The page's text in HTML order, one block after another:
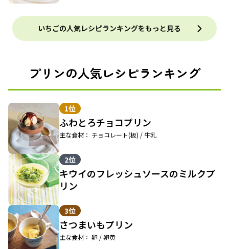
いちごの人気レシピランキングをもっと見る
プリンの人気レシピランキング
1位
ふわとろチョコプリン
主な食材： チョコレート(板) / 牛乳
2位
キウイのフレッシュソースのミルクプ
リン
3位
さつまいもプリン
主な食材： 卵 / 卵黄